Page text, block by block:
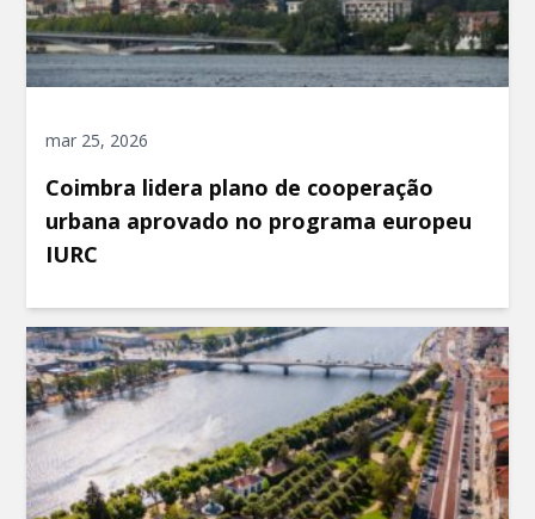
mar 25, 2026
Coimbra lidera plano de cooperação
urbana aprovado no programa europeu
IURC